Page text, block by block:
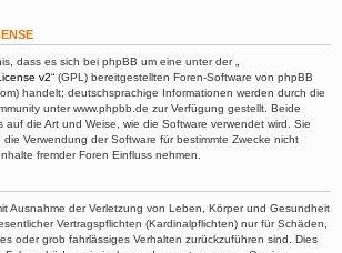
dass es sich bei phpBB um eine unter der „
v2“ (GPL) bereitgestellten Foren-Software von phpBB
handelt; deutschsprachige Informationen werden durch die
unter www.phpbb.de zur Verfügung gestellt. Beide
auf die Art und Weise, wie die Software verwendet wird. Sie
Verwendung der Software für bestimmte Zwecke nicht
fremder Foren Einfluss nehmen.
Ausnahme der Verletzung von Leben, Körper und Gesundheit
Vertragspflichten (Kardinalpflichten) nur für Schäden,
oder grob fahrlässiges Verhalten zurückzuführen sind. Dies